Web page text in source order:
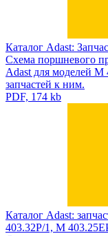
Каталог Adast:
Схема поршневого
Adast для моделей М
запчастей к ним.
PDF, 174 kb
Каталог Adast:
403.32P/1, M